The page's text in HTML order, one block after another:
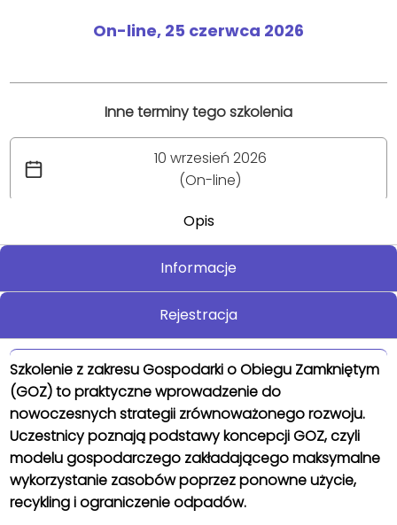
On-line, 25 czerwca 2026
Inne terminy tego szkolenia
10 wrzesień 2026
(On-line)
Opis
Informacje
Rejestracja
Szkolenie z zakresu Gospodarki o Obiegu Zamkniętym
(GOZ) to praktyczne wprowadzenie do
nowoczesnych strategii zrównoważonego rozwoju.
Uczestnicy poznają podstawy koncepcji GOZ, czyli
modelu gospodarczego zakładającego maksymalne
wykorzystanie zasobów poprzez ponowne użycie,
recykling i ograniczenie odpadów.